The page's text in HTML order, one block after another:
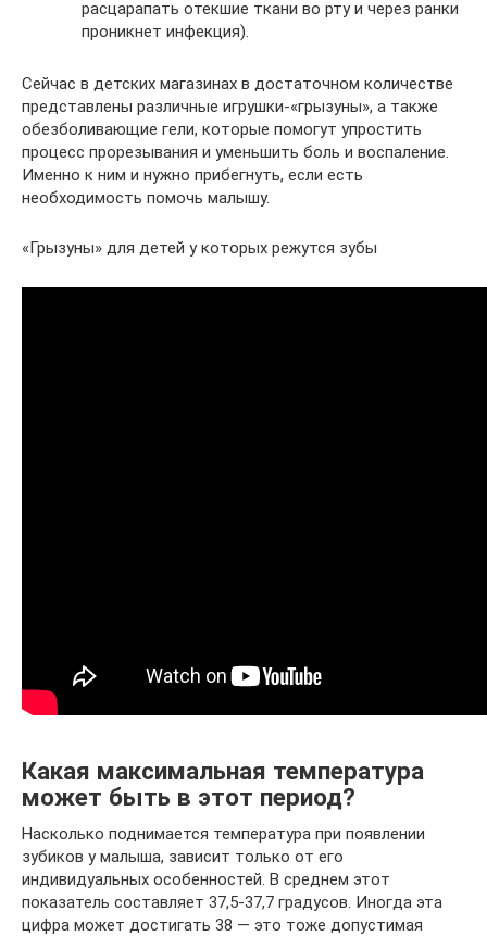
расцарапать отекшие ткани во рту и через ранки
проникнет инфекция).
Сейчас в детских магазинах в достаточном количестве
представлены различные игрушки-«грызуны», а также
обезболивающие гели, которые помогут упростить
процесс прорезывания и уменьшить боль и воспаление.
Именно к ним и нужно прибегнуть, если есть
необходимость помочь малышу.
«Грызуны» для детей у которых режутся зубы
Какая максимальная температура
может быть в этот период?
Насколько поднимается температура при появлении
зубиков у малыша, зависит только от его
индивидуальных особенностей. В среднем этот
показатель составляет 37,5-37,7 градусов. Иногда эта
цифра может достигать 38 — это тоже допустимая